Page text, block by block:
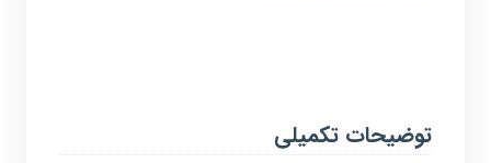
توضیحات تکمیلی